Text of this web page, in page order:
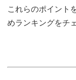
これらのポイント
めランキングをチ